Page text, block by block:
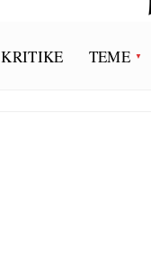
KRITIKE TEME